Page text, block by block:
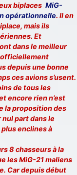
trop violent
biplaces MiG-
opérationnelle. Il en
mais ils
Et
dans le meilleur
officiellement
depuis une bonne
ces avions s’usent.
de tous les
encore rien n’est
la proposition des
part dans le
enclines à
8 chasseurs à la
les MiG-21 maliens
Car depuis début